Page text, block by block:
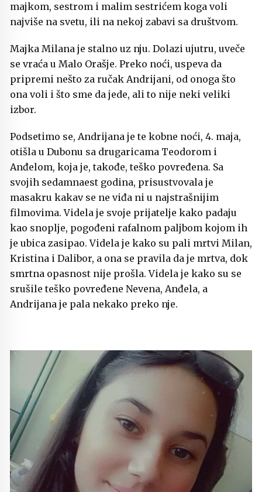
majkom, sestrom i malim sestrićem koga voli
najviše na svetu, ili na nekoj zabavi sa društvom.
Majka Milana je stalno uz nju. Dolazi ujutru, uveče
se vraća u Malo Orašje. Preko noći, uspeva da
pripremi nešto za ručak Andrijani, od onoga što
ona voli i što sme da jede, ali to nije neki veliki
izbor.
Podsetimo se, Andrijana je te kobne noći, 4. maja,
otišla u Dubonu sa drugaricama Teodorom i
Anđelom, koja je, takođe, teško povređena. Sa
svojih sedamnaest godina, prisustvovala je
masakru kakav se ne viđa ni u najstrašnijim
filmovima. Videla je svoje prijatelje kako padaju
kao snoplje, pogođeni rafalnom paljbom kojom ih
je ubica zasipao. Videla je kako su pali mrtvi Milan,
Kristina i Dalibor, a ona se pravila da je mrtva, dok
smrtna opasnost nije prošla. Videla je kako su se
srušile teško povređene Nevena, Anđela, a
Andrijana je pala nekako preko nje.